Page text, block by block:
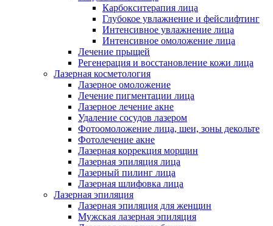
Карбокситерапия лица
Глубокое увлажнение и фейслифтинг
Интенсивное увлажнение лица
Интенсивное омоложение лица
Лечение прыщей
Регенерация и восстановление кожи лица
Лазерная косметология
Лазерное омоложение
Лечение пигментации лица
Лазерное лечение акне
Удаление сосудов лазером
Фотоомоложение лица, шеи, зоны декольте
Фотолечение акне
Лазерная коррекция морщин
Лазерная эпиляция лица
Лазерный пилинг лица
Лазерная шлифовка лица
Лазерная эпиляция
Лазерная эпиляция для женщин
Мужская лазерная эпиляция